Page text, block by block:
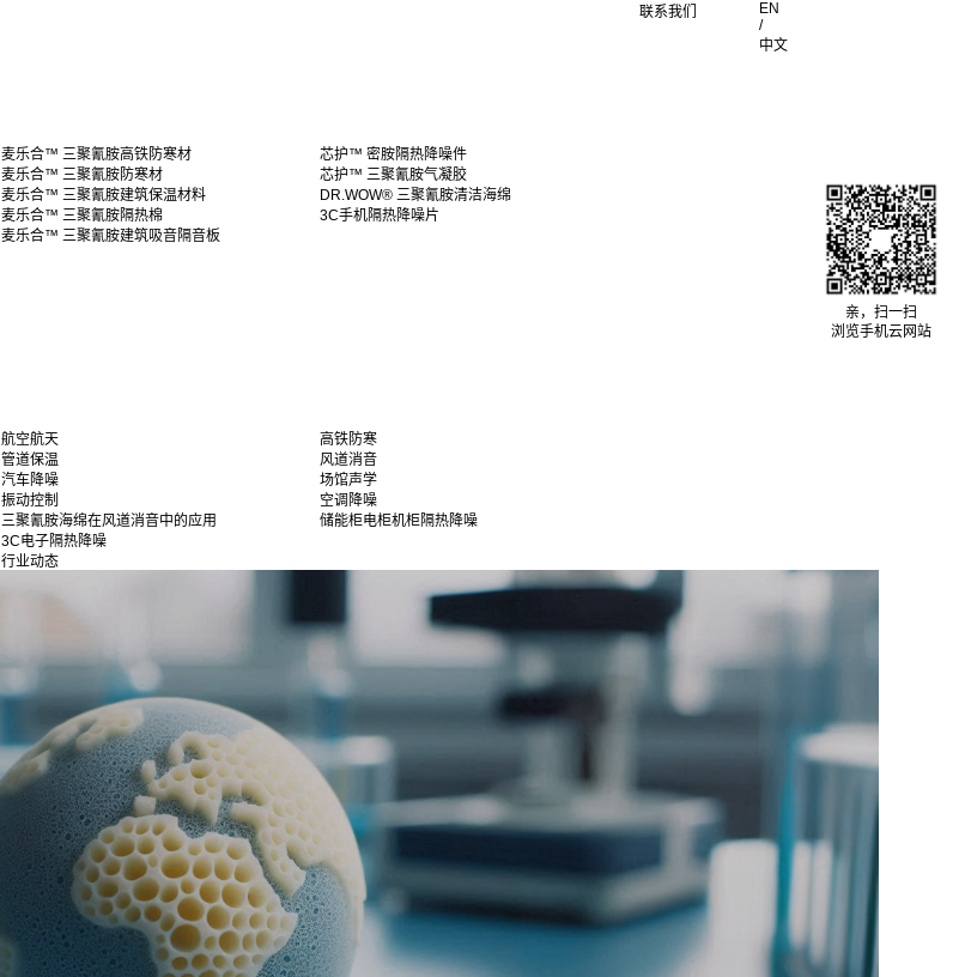
麦乐合™ 三聚氰胺高铁防寒材
麦乐合™ 三聚氰胺防寒材
麦乐合™ 三聚氰胺建筑保温材料
麦乐合™ 三聚氰胺隔热棉
麦乐合™ 三聚氰胺建筑吸音隔音板
芯护™ 密胺隔热降噪件
芯护™ 三聚氰胺气凝胶
DR.WOW® 三聚氰胺清洁海绵
3C手机隔热降噪片
航空航天
高铁防寒
管道保温
风道消音
汽车降噪
场馆声学
振动控制
空调降噪
三聚氰胺海绵在风道消音中的应用
储能柜电柜机柜隔热降噪
3C电子隔热降噪
行业动态
联系我们
EN
/
中文
亲，扫一扫
浏览手机云网站